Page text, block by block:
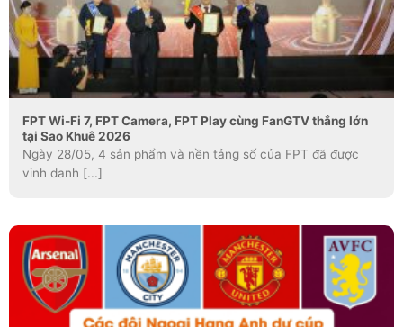
FPT Wi-Fi 7, FPT Camera, FPT Play cùng FanGTV thắng lớn
tại Sao Khuê 2026
Ngày 28/05, 4 sản phẩm và nền tảng số của FPT đã được
vinh danh [...]